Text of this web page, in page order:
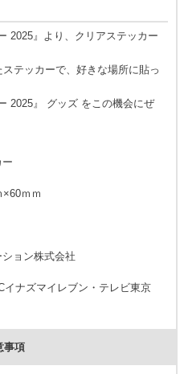
2025』より、クリアステッカー
テッカーで、好きな場所に貼っ
2025』 グッズ をこの機会にぜ
ｍｍ
ョン株式会社
ナズマイレブン・テレビ東京
事項